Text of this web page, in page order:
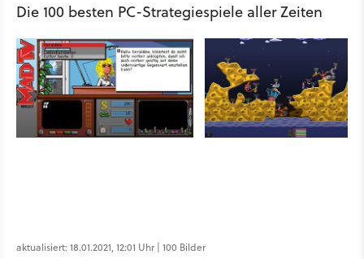
Die 100 besten PC-Strategiespiele aller Zeiten
aktualisiert: 18.01.2021, 12:01 Uhr | 100 Bilder